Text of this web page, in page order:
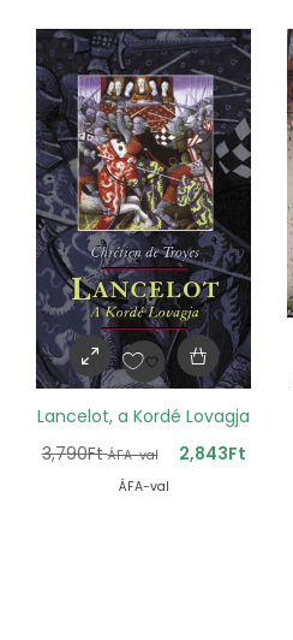
Lancelot, a Kordé Lovagja
3,790Ft ÁFA-val 2,843Ft
ÁFA-val